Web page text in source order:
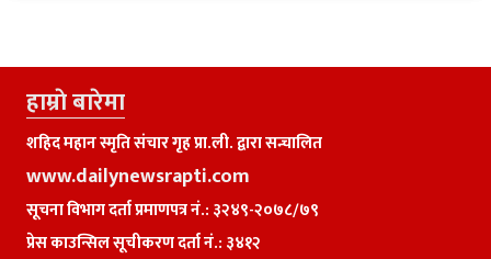
हाम्राे बारेमा
शहिद महान स्मृति संचार गृह प्रा.ली. द्वारा सन्चालित
www.dailynewsrapti.com
सूचना विभाग दर्ता प्रमाणपत्र नं.: ३२४९-२०७८/७९
प्रेस काउन्सिल सूचीकरण दर्ता नं.: ३४१२